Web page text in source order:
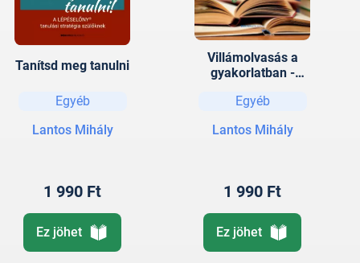
Tanítsd meg tanulni
Egyéb
Lantos Mihály
1 990 Ft
Ez jöhet
Villámolvasás a
gyakorlatban -
Egyéb
Lantos Mihály
1 990 Ft
Ez jöhet